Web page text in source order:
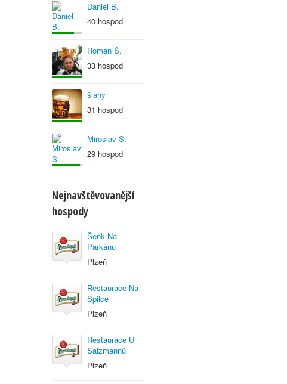
Daniel B.
40 hospod
Roman Š.
33 hospod
šlahy
31 hospod
Miroslav S.
29 hospod
Nejnavštěvovanější
hospody
Šenk Na
Parkánu
Plzeň
Restaurace Na
Spilce
Plzeň
Restaurace U
Salzmannů
Plzeň